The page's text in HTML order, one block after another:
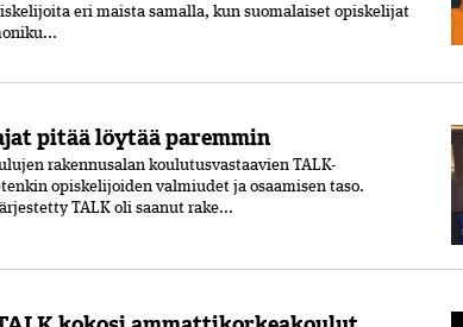
eri maista samalla, kun suomalaiset opiskelijat
pitää löytää paremmin
rakennusalan koulutusvastaavien TALK-
opiskelijoiden valmiudet ja osaamisen taso.
TALK oli saanut rake...